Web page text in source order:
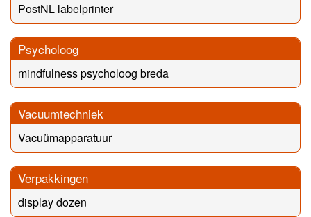
PostNL labelprinter
Psycholoog
mindfulness psycholoog breda
Vacuumtechniek
Vacuümapparatuur
Verpakkingen
display dozen